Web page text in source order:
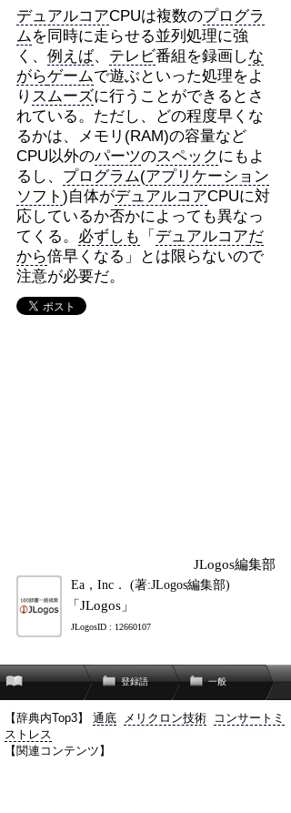
デュアルコアCPUは複数のプログラ
ムを同時に走らせる並列処理に強
く、 例えば、 テレビ番組を録画しな
がらゲームで遊ぶといった処理をよ
り スムーズに行うことができるとさ
れている。ただし、どの程度早くな
るかは、メモリ(RAM)の容量など
CPU以外のパーツのスペック にもよ
るし、 プログラム(アプリケーション
ソフト )自体がデュアルコアCPUに対
応しているか否かによっても異なっ
てくる。 必ずしも 「 デュアルコアだ
から倍早くなる」とは限らないので
注意が必要だ。
JLogos編集部
Ea，Inc． (著:JLogos編集部)
「JLogos」
JLogosID : 12660107
登録語 一般
【辞典内Top3】 通底 メリクロン技術
コンサートミ
ストレス
【関連コンテンツ】